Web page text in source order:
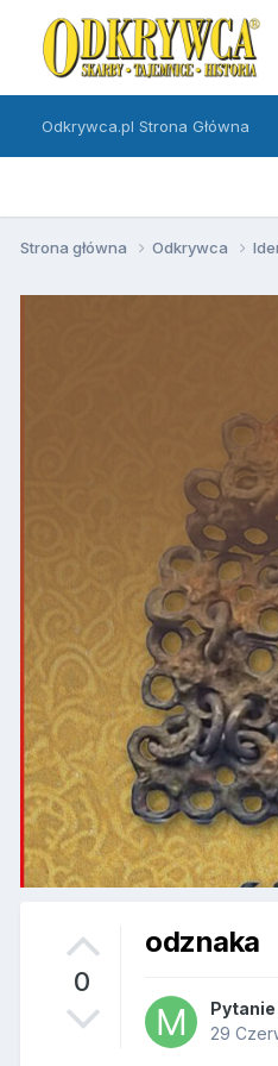
Odkrywca.pl Strona Główna
Strona główna Odkrywca
0
odznaka
29